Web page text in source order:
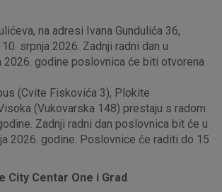
na adresi Ivana Gundulića 36,
srpnja 2026. Zadnji radni dan u
2026. godine poslovnica će biti otvorena
(Cvite Fiskovića 3), Plokite
(Vukovarska 148) prestaju s radom
Zadnji radni dan poslovnica bit će u
2026. godine. Poslovnice će raditi do 15
City Centar One i Grad